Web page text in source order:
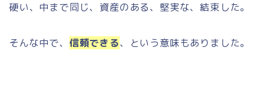
硬い、中まで同じ、資産のある、堅実な、結束した。
そんな中で、 信頼できる、という意味もありました。